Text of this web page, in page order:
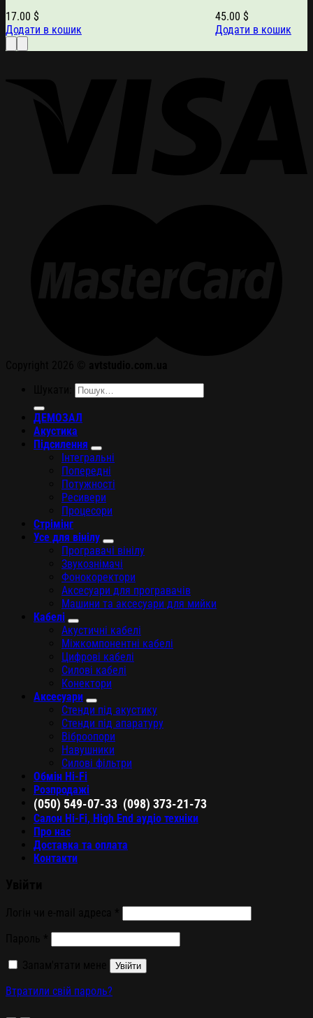
17.00 $
Додати в кошик
45.00 $
Додати в кошик
ДЕМОЗАЛ
Акустика
Підсилення
Інтегральні
Попередні
Потужності
Ресивери
Процесори
Стрімінг
Усе для вінілу
Програвачі вінілу
Звукознімачі
Фонокоректори
Аксесуари для програвачів
Машини та аксесуари для мийки
Кабелі
Акустичні кабелі
Міжкомпонентні кабелі
Цифрові кабелі
Силові кабелі
Конектори
Аксесуари
Стенди під акустику
Стенди під апаратуру
Віброопори
Навушники
Силові фільтри
Обмін Hi-Fi
Розпродажі
(050) 549-07-33 (098) 373-21-73
Салон Hi-Fi, High End аудіо техніки
Про нас
Доставка та оплата
Контакти
Увійти
Втратили свій пароль?